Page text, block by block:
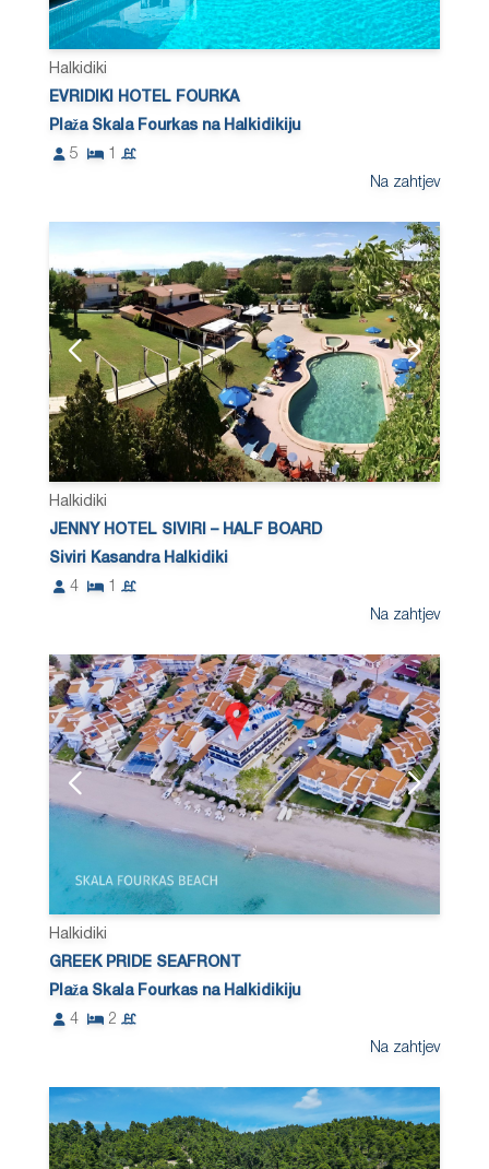
Halkidiki
EVRIDIKI HOTEL FOURKA
Plaža Skala Fourkas na Halkidikiju
5
1
Na zahtjev
Halkidiki
JENNY HOTEL SIVIRI – HALF BOARD
Siviri Kasandra Halkidiki
4
1
Na zahtjev
Halkidiki
GREEK PRIDE SEAFRONT
Plaža Skala Fourkas na Halkidikiju
4
2
Na zahtjev